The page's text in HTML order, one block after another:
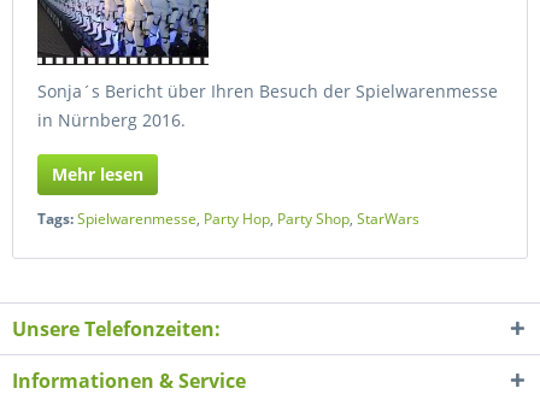
Sonja´s Bericht über Ihren Besuch der Spielwarenmesse
in Nürnberg 2016.
Mehr lesen
Tags:Spielwarenmesse, Party Hop, Party Shop, StarWars
Unsere Telefonzeiten:
Informationen & Service